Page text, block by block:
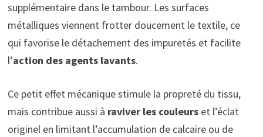
supplémentaire dans le tambour. Les surfaces
métalliques viennent frotter doucement le textile, ce
qui favorise le détachement des impuretés et facilite
l’action des agents lavants.
Ce petit effet mécanique stimule la propreté du tissu,
mais contribue aussi à raviver les couleurset l’éclat
originel en limitant l’accumulation de calcaire ou de